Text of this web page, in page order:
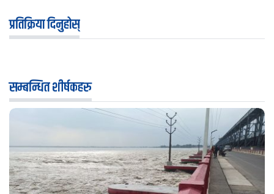
प्रतिक्रिया दिनुहोस्
सम्बन्धित शीर्षकहरु